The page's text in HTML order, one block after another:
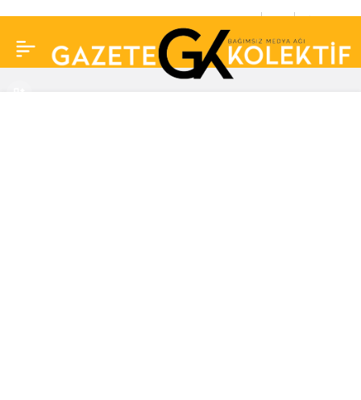
bilmeyen kadın, uçakta